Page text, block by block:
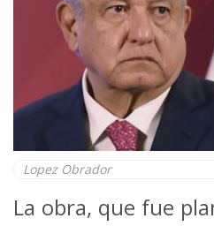
Lopez Obrador
La obra, que fue